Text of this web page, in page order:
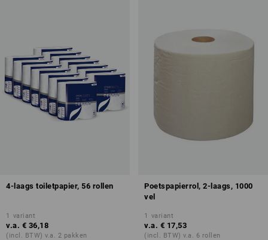
4-laags toiletpapier, 56 rollen
1 variant
v.a. € 36,18
(incl. BTW) v.a. 2 pakken
Poetspapierrol, 2-laags, 1000
vel
1 variant
v.a. € 17,53
(incl. BTW) v.a. 6 rollen